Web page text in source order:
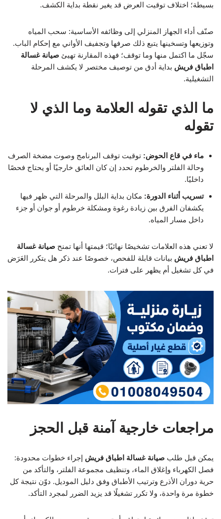
بسيطة؛ اختلاف توقيت العرض قد يغير نقطة بداية الكشف.
صنّف أداء الجهاز المنزلي إلى وظائفه الأساسية: سحب المياه
وتوزيعها وتسخينها يتبع ذلك صرفها وتجفيف الأواني مع إحكام الباب.
سجّل ما اكتمل منها وما توقف؛ فهذه المقارنة تهيئ صيانة غسالة
اطباق فريش بداية أدق من توصيف مختصر لا يكشف المرحلة
التشغيلية.
ما الذي تقوله العلامة وما الذي لا
تقوله
ماء في قاع الحوض: توقيت توقف البرنامج وصوت مضخة الصرف
وحالة الفلتر والخرطوم تحدد إن كان العائق خارجيًا أو يحتاج فحصًا
داخليًا.
تسريب أثناء الدورة: مكان بداية البلل والمرحلة التي ظهر فيها
يكشفان الفرق بين زيادة رغوة ومشكلة خرطوم أو جوان أو جزء
داخل مسار المياه.
لا تعني هذه العلامات تشخيصًا نهائيًا؛ قيمتها أنها تمنح صيانة غسالة
اطباق فريش بيانات قابلة للفحص، خصوصًا عند ذكر هل يتكرر العَرَض
في كل تشغيل أم يظهر على فترات.
مراجعات خارجية آمنة قبل الحجز
يمكن قبل طلب صيانة غسالة اطباق فريش إجراء خطوات محدودة:
فصل الكهرباء وإغلاق الماء، وتنظيف مجموعة الفلتر، والتأكد من
حرية دوران الأذرع وترتيب الأطباق وفق دليل الموديل. دوّن نتيجة كل
خطوة مرة واحدة، ولا تكرر تشغيلًا قد يزيد الضرر لمجرد التأكد.